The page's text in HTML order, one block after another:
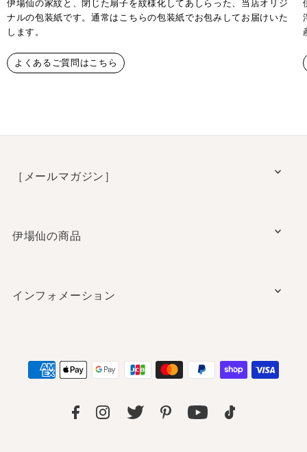
伊場仙の家紋と、閉じた扇子を紋様化してあしらった、当店オリジ
ナルの包装紙です。通常はこちらの包装紙でお包みしてお届けいた
します。
よくあるご質問はこちら
［メールマガジン］
伊場仙の商品
インフォメーション